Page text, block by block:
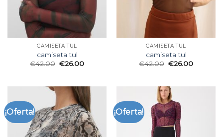
CAMISETA TUL
camiseta tul
€42.00 €26.00
CAMISETA TUL
camiseta tul
€42.00 €26.00
¡Oferta! ¡Oferta!